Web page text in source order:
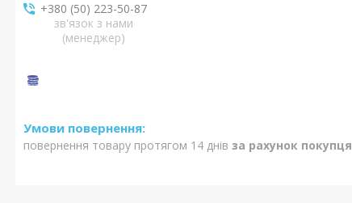
+380 (50) 223-50-87
зв'язок з нами
(менеджер)
повернення товару протягом 14 днів за рахунок покупця